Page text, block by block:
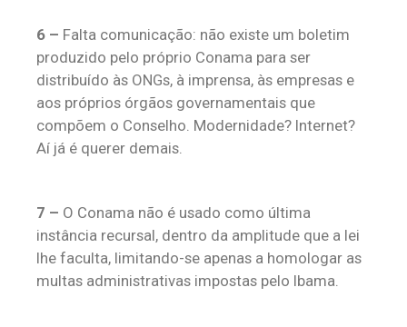
6 – Falta comunicação: não existe um boletim
produzido pelo próprio Conama para ser
distribuído às ONGs, à imprensa, às empresas e
aos próprios órgãos governamentais que
compõem o Conselho. Modernidade? Internet?
Aí já é querer demais.
7 – O Conama não é usado como última
instância recursal, dentro da amplitude que a lei
lhe faculta, limitando-se apenas a homologar as
multas administrativas impostas pelo Ibama.